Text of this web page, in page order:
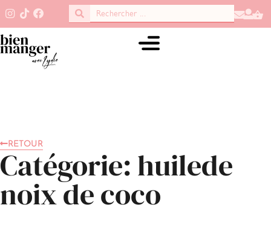
RETOUR
Catégorie: huilede
noix de coco